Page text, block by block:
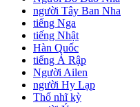
người Tây Ban Nha
tiếng Nga
tiếng Nhật
Hàn Quốc
tiếng Ả Rập
Người Ailen
người Hy Lạp
Thổ nhĩ kỳ